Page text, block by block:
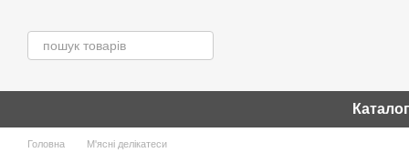
Каталог
Головна М'ясні делікатеси